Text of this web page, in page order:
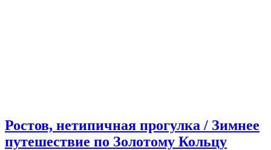
Ростов, нетипичная прогулка / Зимнее
путешествие по Золотому Кольцу